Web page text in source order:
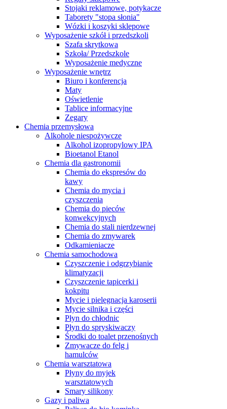
Stojaki reklamowe, potykacze
Taborety "stopa słonia"
Wózki i koszyki sklepowe
Wyposażenie szkół i przedszkoli
Szafa skrytkowa
Szkoła/ Przedszkole
Wyposażenie medyczne
Wyposażenie wnętrz
Biuro i konferencja
Maty
Oświetlenie
Tablice informacyjne
Zegary
Chemia przemysłowa
Alkohole niespożywcze
Alkohol izopropylowy IPA
Bioetanol Etanol
Chemia dla gastronomii
Chemia do ekspresów do
kawy
Chemia do mycia i
czyszczenia
Chemia do pieców
konwekcyjnych
Chemia do stali nierdzewnej
Chemia do zmywarek
Odkamieniacze
Chemia samochodowa
Czyszczenie i odgrzybianie
klimatyzacji
Czyszczenie tapicerki i
kokpitu
Mycie i pielęgnacja karoserii
Mycie silnika i części
Płyn do chłodnic
Płyn do spryskiwaczy
Środki do toalet przenośnych
Zmywacze do felg i
hamulców
Chemia warsztatowa
Płyny do myjek
warsztatowych
Smary silikony
Gazy i paliwa